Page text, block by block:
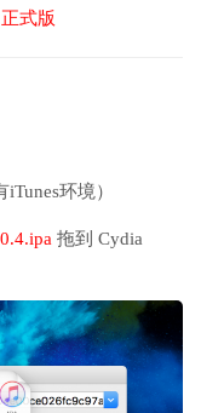
式版
环境）
拖到 Cydia